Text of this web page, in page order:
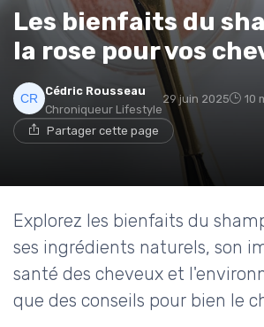
Les bienfaits du
la rose pour vos
Cédric Rousseau
Chroniqueur Lifestyle
29 juin 2025 10
Partager cette page
Explorez les bienfaits du
ses ingrédients naturels, son
santé des cheveux et
que des conseils pour bien le